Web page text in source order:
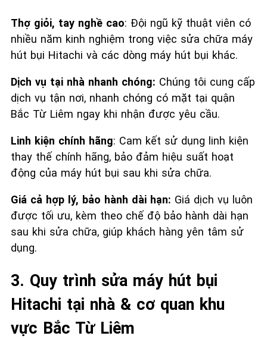
Thợ giỏi, tay nghề cao: Đội ngũ kỹ thuật viên có
nhiều năm kinh nghiệm trong việc sửa chữa máy
hút bụi Hitachi và các dòng máy hút bụi khác.
Dịch vụ tại nhà nhanh chóng: Chúng tôi cung cấp
dịch vụ tận nơi, nhanh chóng có mặt tại quận
Bắc Từ Liêm ngay khi nhận được yêu cầu.
Linh kiện chính hãng: Cam kết sử dụng linh kiện
thay thế chính hãng, bảo đảm hiệu suất hoạt
động của máy hút bụi sau khi sửa chữa.
Giá cả hợp lý, bảo hành dài hạn: Giá dịch vụ luôn
được tối ưu, kèm theo chế độ bảo hành dài hạn
sau khi sửa chữa, giúp khách hàng yên tâm sử
dụng.
3. Quy trình sửa máy hút bụi
Hitachi tại nhà & cơ quan khu
vực Bắc Từ Liêm